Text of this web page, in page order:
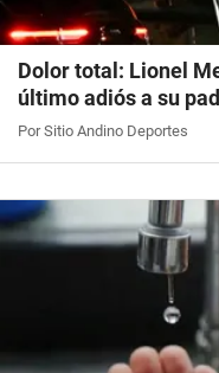
Dolor total: Lionel
último adiós a su
Por Sitio Andino Deportes